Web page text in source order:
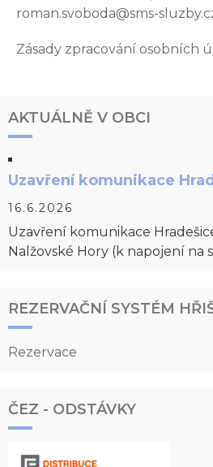
roman.svoboda@sms-
Zásady zpracování osobních
AKTUÁLNĚ V OBCI
Uzavření komunikace
16.6.2026
Uzavření komunikace
Nalžovské Hory (k napojení na
REZERVAČNÍ SYSTÉM
Rezervace
ČEZ - ODSTÁVKY